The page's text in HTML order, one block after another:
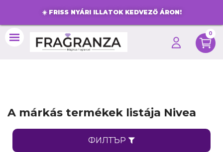
☀️ FRISS NYÁRI ILLATOK KEDVEZŐ ÁRON!
0
A márkás termékek listája Nivea
ФИЛТЪР